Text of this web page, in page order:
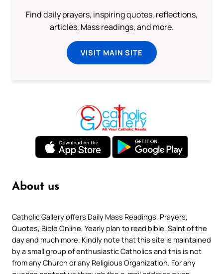
Find daily prayers, inspiring quotes, reflections,
articles, Mass readings, and more.
VISIT MAIN SITE
About us
Catholic Gallery offers Daily Mass Readings, Prayers,
Quotes, Bible Online, Yearly plan to read bible, Saint of the
day and much more. Kindly note that this site is maintained
by a small group of enthusiastic Catholics and this is not
from any Church or any Religious Organization. For any